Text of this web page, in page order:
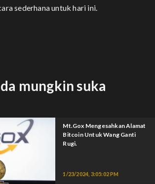
sederhana untuk hari ini.
mungkin suka
Mt.Gox Mengesahkan Alamat
Bitcoin Untuk Wang Ganti
Rugi.
1/23/2024, 3:05:02 PM